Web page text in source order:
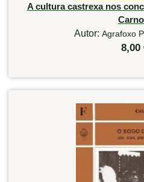
A cultura castrexa nos
Autor: Agrafoxo
8,00